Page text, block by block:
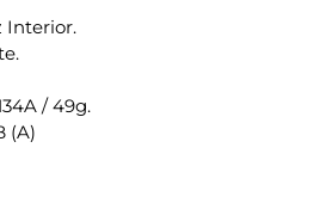
Interior.
/ 49g.
(A)